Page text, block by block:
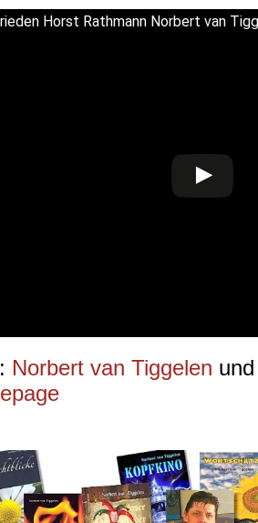
Horst Rathmann Norbert van
Norbert van Tiggelen